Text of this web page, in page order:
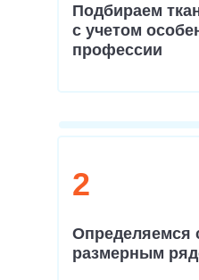
Подбираем
с учетом
профессии
2
Определяемся
размерным